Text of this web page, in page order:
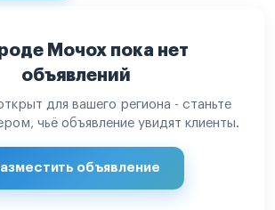
Мочох пока нет
объявлений
для вашего региона - станьте
чьё объявление увидят клиенты.
объявление